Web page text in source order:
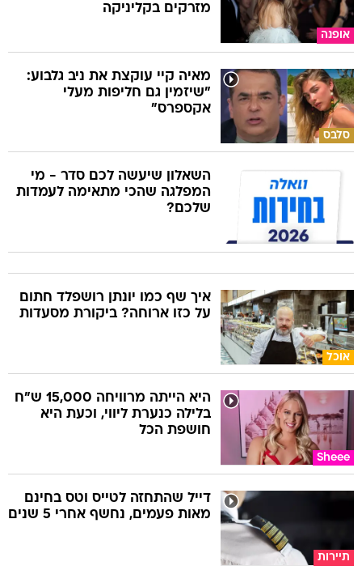
אופנה
מזרקים בקליניקה
סלבס
מאיה קיי עוקצת את ניב גלבוע:
"שיזמין גם חליפות מעלי
אקספרס"
השאלון שיעשה לכם סדר - מי
המפלגה שהכי מתאימה לעמדות
שלכם?
אוכל
איך שף כמו יונתן רושפלד חתום
על כזו ארוחה? ביקורת מסעדות
Sheee
היא הייתה מרוויחה 15,000 ש"ח
בלילה כנערת ליווי, וכעת היא
חושפת הכל
תיירות
דייל שהתחזה לטייס וטס בחינם
מאות פעמים, נחשף אחרי 5 שנים